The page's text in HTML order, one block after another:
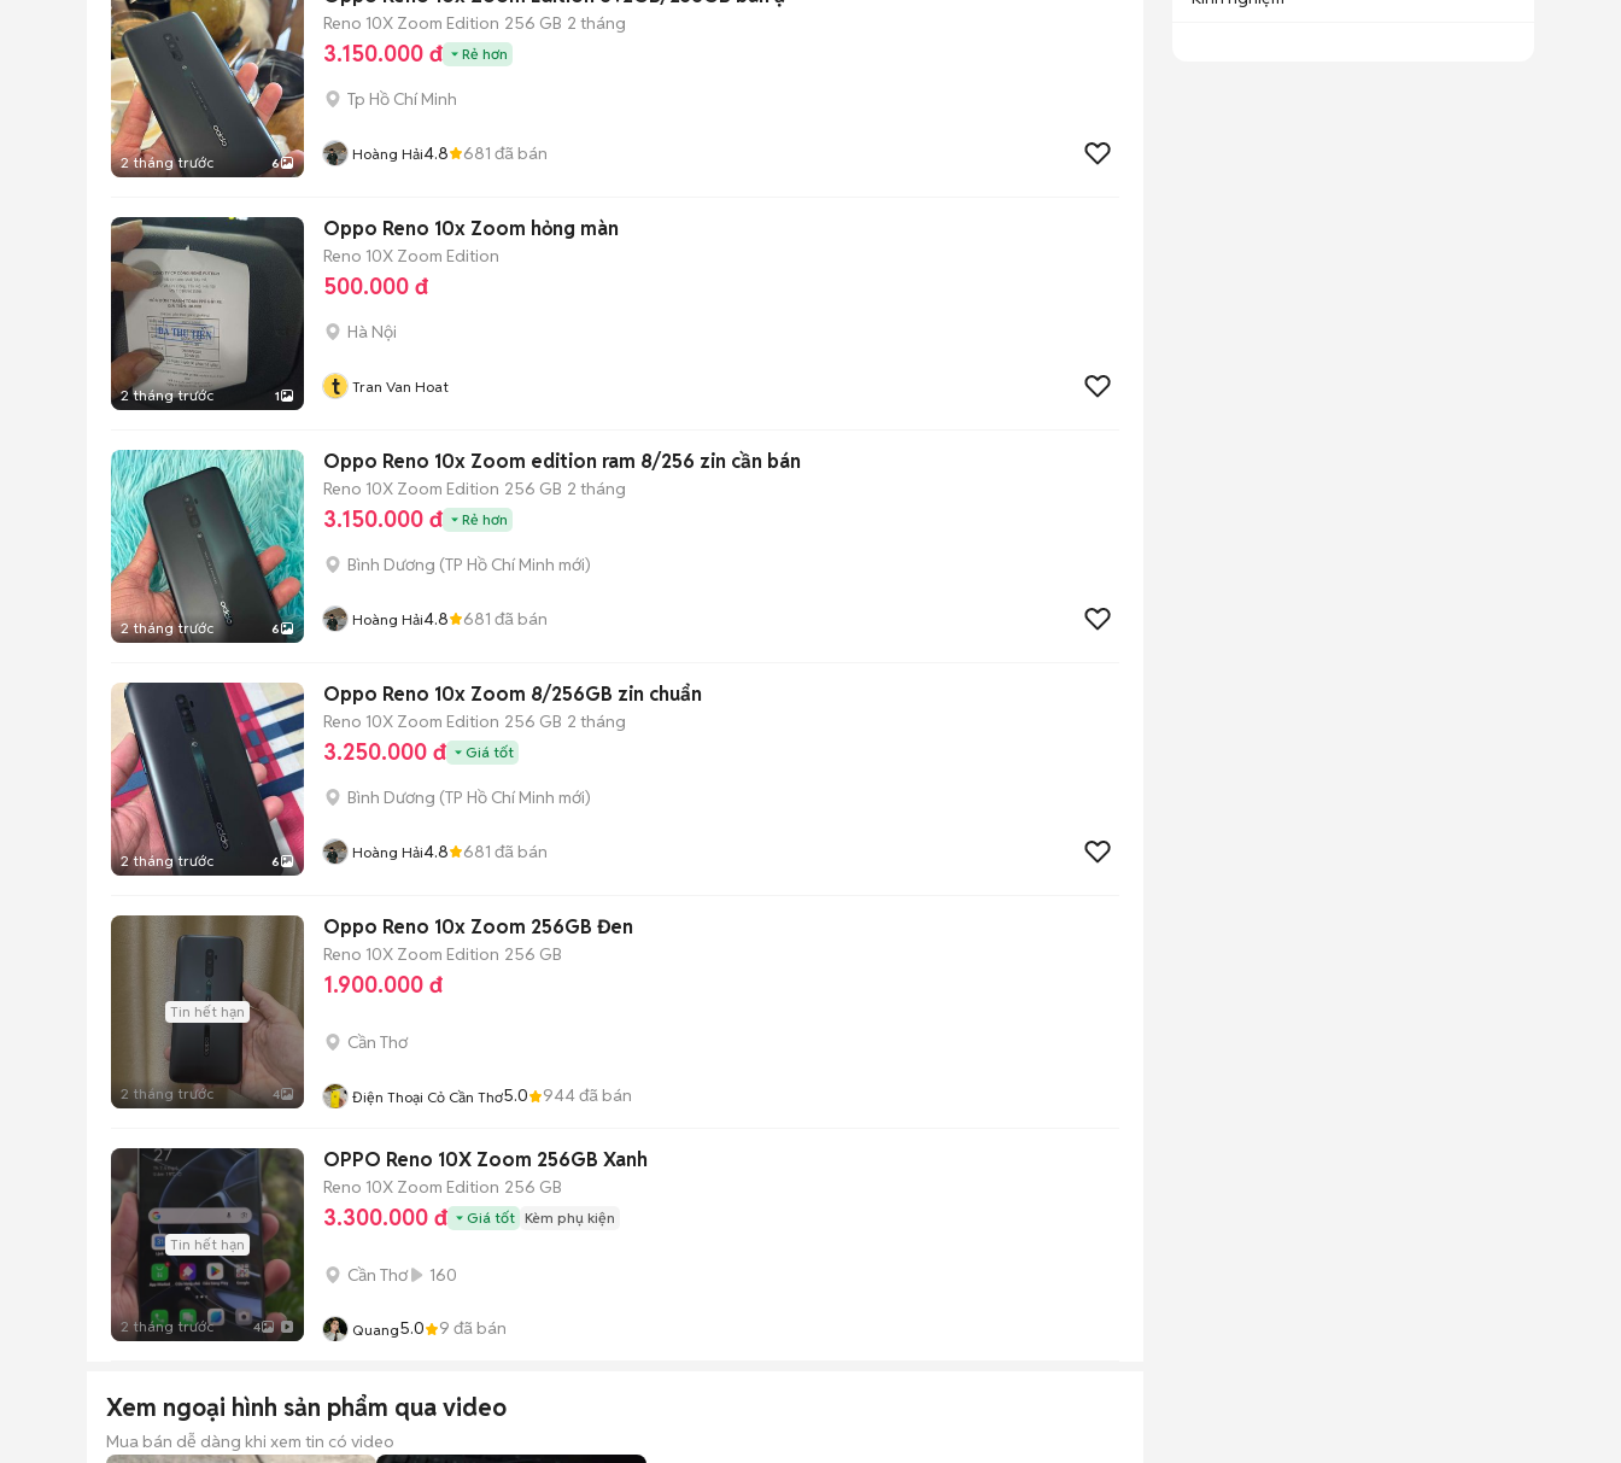
2 tháng trước 6
Reno 10X Zoom Edition 256 GB 2 tháng
3.150.000 đ Rẻ hơn
Tp Hồ Chí Minh
Hoàng Hải4.8 681 đã bán
2 tháng trước 1
Oppo Reno 10x Zoom hỏng màn
Reno 10X Zoom Edition
500.000 đ
Hà Nội
t Tran Van Hoat
2 tháng trước 6
Oppo Reno 10x Zoom edition ram 8/256 zin cần bán
Reno 10X Zoom Edition 256 GB 2 tháng
3.150.000 đ Rẻ hơn
Bình Dương (TP Hồ Chí Minh mới)
Hoàng Hải4.8 681 đã bán
2 tháng trước 6
Oppo Reno 10x Zoom 8/256GB zin chuẩn
Reno 10X Zoom Edition 256 GB 2 tháng
3.250.000 đ Giá tốt
Bình Dương (TP Hồ Chí Minh mới)
Hoàng Hải4.8 681 đã bán
Tin hết hạn
2 tháng trước 4
Oppo Reno 10x Zoom 256GB Đen
Reno 10X Zoom Edition 256 GB
1.900.000 đ
Cần Thơ
Điện Thoại Cỏ Cần Thơ5.0 944đã bán
Tin hết hạn
2 tháng trước 4
OPPO Reno 10X Zoom 256GB Xanh
Reno 10X Zoom Edition 256 GB
3.300.000 đ Giá tốt Kèm phụ kiện
Cần Thơ 160
Quang5.0 9 đã bán
Xem ngoại hình sản phẩm qua video
Mua bán dễ dàng khi xem tin có video